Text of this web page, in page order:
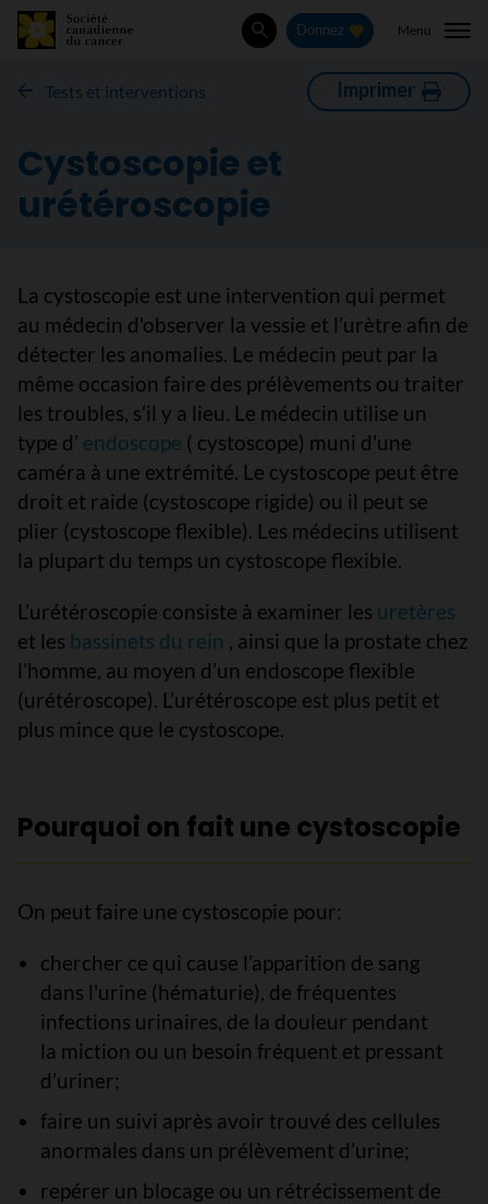
Rechercher
Donnez Menu
Tests et interventions Imprimer
Cystoscopie et
urétéroscopie
La cystoscopie est une intervention qui permet
au médecin d'observer la vessie et l’urètre afin de
détecter les anomalies. Le médecin peut par la
même occasion faire des prélèvements ou traiter
les troubles, s’il y a lieu. Le médecin utilise un
type d’ endoscope ( cystoscope) muni d'une
caméra à une extrémité. Le cystoscope peut être
droit et raide (cystoscope rigide) ou il peut se
plier (cystoscope flexible). Les médecins utilisent
la plupart du temps un cystoscope flexible.
L’urétéroscopie consiste à examiner les uretères
et les bassinets du rein , ainsi que la prostate chez
l’homme, au moyen d’un endoscope flexible
(urétéroscope). L’urétéroscope est plus petit et
plus mince que le cystoscope.
Pourquoi on fait une cystoscopie
On peut faire une cystoscopie pour:
chercher ce qui cause l’apparition de sang
dans l'urine (hématurie), de fréquentes
infections urinaires, de la douleur pendant
la miction ou un besoin fréquent et pressant
d’uriner;
faire un suivi après avoir trouvé des cellules
anormales dans un prélèvement d’urine;
repérer un blocage ou un rétrécissement de